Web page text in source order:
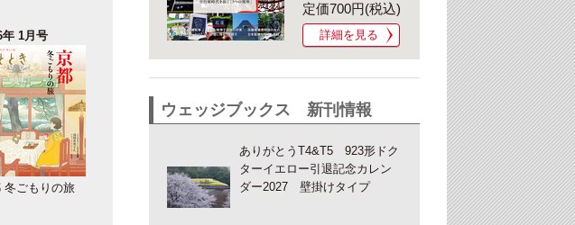
年 1月号
冬ごもりの旅
定価700円(税込)
詳細を見る
ウェッジブックス 新刊情報
ありがとうT4&T5 923形ドク
ターイエロー引退記念カレン
ダー2027 壁掛けタイプ